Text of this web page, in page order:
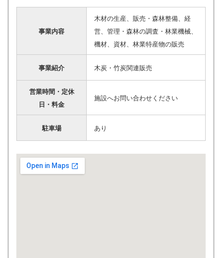
事業内容
木材の生産、販売・森林整備、経
営、管理・森林の調査・林業機械、
機材、資材、林業特産物の販売
事業紹介 木炭・竹炭関連販売
営業時間・定休
日・料金
施設へお問い合わせください
駐車場 あり